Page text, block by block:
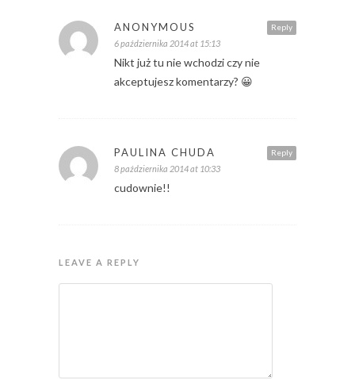
Reply
ANONYMOUS
6 października 2014 at 15:13
Nikt już tu nie wchodzi czy nie
akceptujesz komentarzy? 😀
Reply
PAULINA CHUDA
8 października 2014 at 10:33
cudownie!!
LEAVE A REPLY